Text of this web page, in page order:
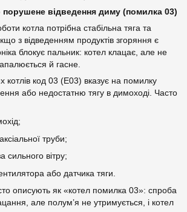
порушене відведення диму (помилка 03)
котла потрібна стабільна тяга та
з відведенням продуктів згоряння є
блокує пальник: котел клацає, але не
й гасне.
котлів код 03 (E03) вказує на помилку
або недостатню тягу в димоході. Часто
труби;
сильного вітру;
або датчика тяги.
описують як «котел помилка 03»: спроба
але полум’я не утримується, і котел